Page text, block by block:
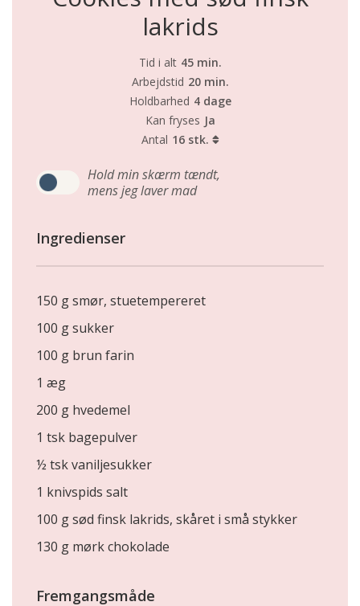
lakrids
Tid i alt 45 min.
Arbejdstid 20 min.
Holdbarhed 4 dage
Kan fryses Ja
Antal 16 stk.
Hold min skærm tændt,
mens jeg laver mad
Ingredienser
150 g smør, stuetempereret
100 g sukker
100 g brun farin
1 æg
200 g hvedemel
1 tsk bagepulver
½ tsk vaniljesukker
1 knivspids salt
100 g sød finsk lakrids, skåret i små stykker
130 g mørk chokolade
Fremgangsmåde